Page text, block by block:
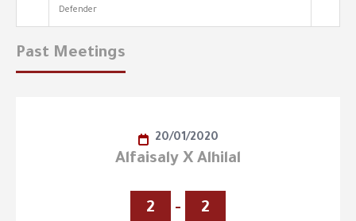
Defender
Past Meetings
20/01/2020
Alfaisaly X Alhilal
2 - 2